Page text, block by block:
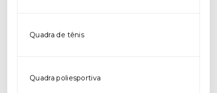
Quadra de tênis
Quadra poliesportiva